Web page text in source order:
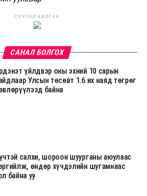
СУРТАЛЧИЛГАА
САНАЛ БОЛГОХ
үйлдвэр оны эхний 10 сарын
Улсын төсөвт 1.6 их наяд төгрөг
байна
салхи, шороон шуурганы аюулаас
өндөр хүчдэлийн шугамнаас
байна уу